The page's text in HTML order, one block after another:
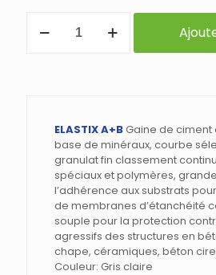
ELASTIX A+BGaine de ciment
base de minéraux, courbe
granulat fin classement
spéciaux et polymères,
l’adhérence aux substrats
de membranes d’étanchéité
souple pour la protection
agressifs des structures en
chape, céramiques, béton
Couleur: Gris claire